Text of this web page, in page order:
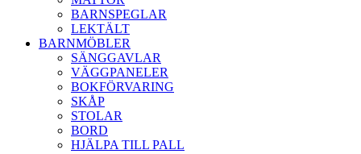
BARNSPEGLAR
LEKTÄLT
BARNMÖBLER
SÄNGGAVLAR
VÄGGPANELER
BOKFÖRVARING
SKÅP
STOLAR
BORD
HJÄLPA TILL PALL